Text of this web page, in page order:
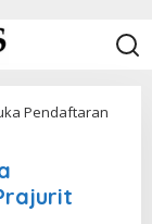
Pendaftaran